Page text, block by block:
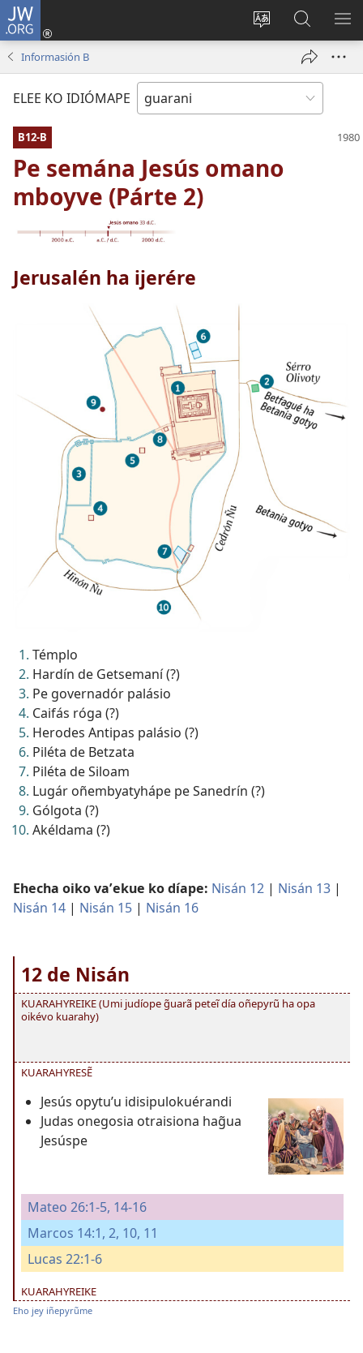
JW.ORG
Ekambia
idiómape
Emoñepyrũ
ne
una
Eheka
JW.ORG
Informasión B
ELEE KO IDIÓMAPE
B12-B
Pe semána Jesús omano
mboyve (Párte 2)
Jerusalén ha ijerére
Témplo
Hardín de Getsemaní (?)
Pe governadór palásio
Caifás róga (?)
Herodes Antipas palásio (?)
Piléta de Betzata
Piléta de Siloam
Lugár oñembyatyhápe pe Sanedrín (?)
Gólgota (?)
Akéldama (?)
Ehecha oiko vaʼekue ko díape: Nisán 12 | Nisán 13 |
Nisán 14 | Nisán 15 | Nisán 16
12 de Nisán
KUARAHYREIKE (Umi judíope g̃uarã peteĩ día oñepyrũ ha opa
oikévo kuarahy)
KUARAHYRESẼ
Jesús opytuʼu idisipulokuérandi
Judas onegosia otraisiona hag̃ua
Jesúspe
Mateo 26:1-5, 14-16
Marcos 14:1, 2, 10, 11
Lucas 22:1-6
KUARAHYREIKE
Eho jey iñepyrũme